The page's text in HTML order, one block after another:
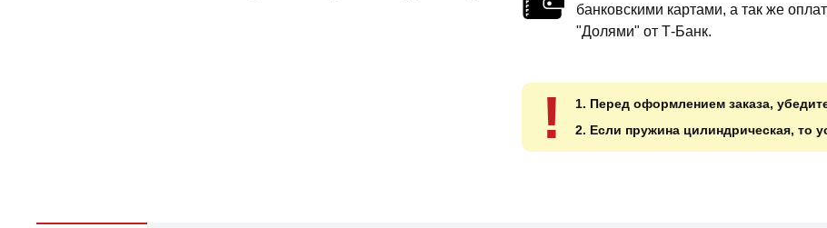
банковскими картами, а так же
"Долями" от Т-Банк.
!
1. Перед оформлением заказа,
2. Если пружина цилиндрическая, то